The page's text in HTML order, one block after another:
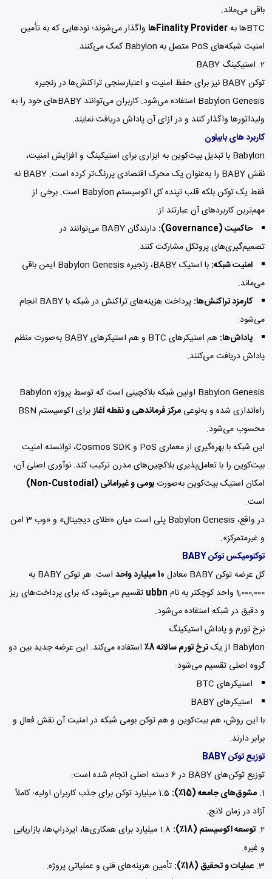
باقی می‌ماند.
BTCها به
Finality Providerها
واگذار می‌شوند؛ نودهایی که به تأمین
امنیت شبکه‌های PoS متصل به Babylon کمک می‌کنند.
2. استیکینگ BABY
توکن BABY نیز برای حفظ امنیت و اعتبارسنجی تراکنش‌ها در زنجیره
Babylon Genesis استفاده می‌شود. کاربران می‌توانند BABYهای خود را به
ولیداتورها واگذار کنند و در ازای آن پاداش دریافت نمایند.
کاربرد های بابیلون
Babylon با تبدیل بیت‌کوین به ابزاری برای استیکینگ و افزایش امنیت،
نقش BABY را به‌عنوان یک محرک اقتصادی پررنگ‌تر کرده است. BABY نه
فقط یک توکن بلکه قلب تپنده کل اکوسیستم Babylon است. برخی از
مهم‌ترین کاربردهای آن عبارتند از:
حاکمیت (Governance):
دارندگان BABY می‌توانند در
تصمیم‌گیری‌های پروتکل مشارکت کنند.
امنیت شبکه:
با استیک BABY، زنجیره Babylon Genesis ایمن باقی
می‌ماند.
کارمزد تراکنش‌ها:
پرداخت هزینه‌های تراکنش در شبکه با BABY انجام
می‌شود.
پاداش‌ها:
هم استیکرهای BTC و هم استیکرهای BABY به‌صورت منظم
پاداش دریافت می‌کنند.
Babylon Genesis اولین شبکه بلاکچینی است که توسط پروژه Babylon
راه‌اندازی شده و به‌نوعی مرکز فرماندهی و نقطه آغاز
برای اکوسیستم BSN
محسوب می‌شود.
این شبکه با بهره‌گیری از معماری PoS و Cosmos SDK، توانسته امنیت
بیت‌کوین را با تعامل‌پذیری بلاکچین‌های مدرن ترکیب کند. نوآوری اصلی آن،
امکان استیک بیت‌کوین به‌صورت بومی و غیرامانی (Non-Custodial)
است.
در واقع، Babylon Genesis پلی است میان «طلای دیجیتال» و «وب 3 امن
و غیرمتمرکز».
توکنومیکس توکن BABY
کل عرضه توکن BABY معادل
10 میلیارد واحد
است. هر توکن BABY به
1,000,000 واحد کوچکتر به نام
ubbn تقسیم می‌شود، که برای پرداخت‌های ریز
و دقیق در شبکه استفاده می‌شود.
نرخ تورم و پاداش استیکینگ
Babylon از یک
نرخ تورم سالانه 8٪
استفاده می‌کند. این عرضه جدید بین دو
گروه اصلی تقسیم می‌شود:
استیکرهای BTC
استیکرهای BABY
با این روش، هم بیت‌کوین و هم توکن بومی شبکه در امنیت آن نقش فعال و
برابر دارند.
توزیع توکن BABY
توزیع توکن‌های BABY در 6 دسته اصلی انجام شده است:
مشوق‌های جامعه (15٪):
1.5 میلیارد توکن برای جذب کاربران اولیه؛ کاملاً
آزاد در زمان لانچ.
توسعه اکوسیستم (18٪):
1.8 میلیارد برای همکاری‌ها، ایردراپ‌ها، بازاریابی
و غیره.
عملیات و تحقیق (18٪):
تأمین هزینه‌های فنی و عملیاتی پروژه.